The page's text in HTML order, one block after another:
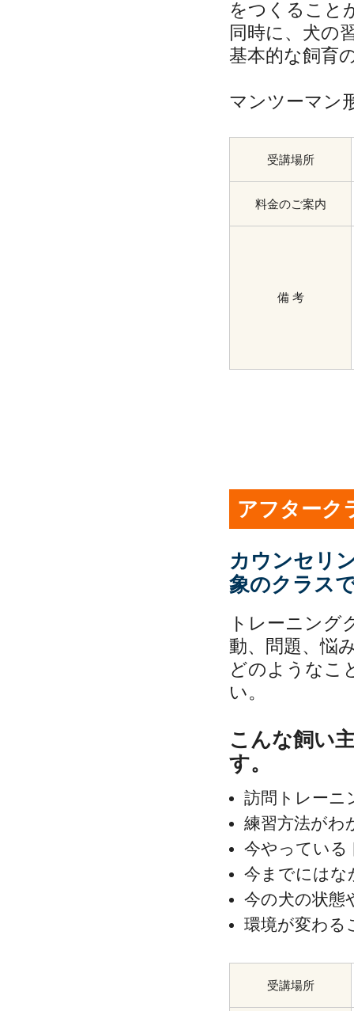
をつくること
同時に、犬の
基本的な飼育
マンツーマン
受講場所
料金のご案内
備 考
アフターク
カウンセリ
象のクラス
トレーニング
動、問題、悩
どのようなこ
い。
こんな飼い
す。
訪問トレーニ
練習方法がわ
今やっている
今までにはな
今の犬の状態
環境が変わる
受講場所